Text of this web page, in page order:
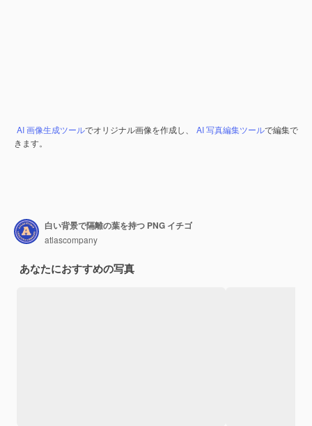
AI 画像生成ツールでオリジナル画像を作成し、 AI 写真編集ツールで編集で
きます。
白い背景で隔離の葉を持つ PNG イチゴ
atlascompany
あなたにおすすめの写真